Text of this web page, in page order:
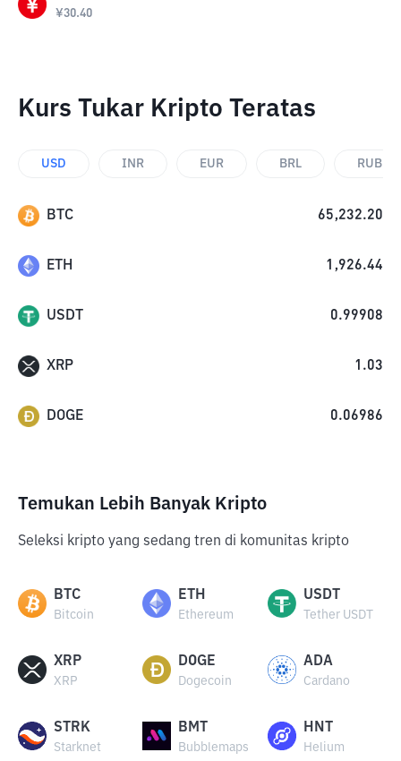
¥30.40
Kurs Tukar Kripto Teratas
USD INR EUR BRL RUB
BTC 65,232.20
ETH 1,926.44
USDT 0.99908
XRP 1.03
DOGE 0.06986
Temukan Lebih Banyak Kripto
Seleksi kripto yang sedang tren di komunitas kripto
BTC
Bitcoin
ETH
Ethereum
USDT
Tether USDT
XRP
XRP
DOGE
Dogecoin
ADA
Cardano
STRK
Starknet
BMT
Bubblemaps
HNT
Helium